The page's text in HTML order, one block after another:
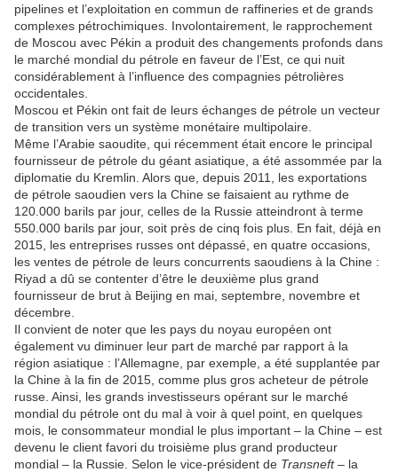
pipelines et l’exploitation en commun de raffineries et de grands
complexes pétrochimiques. Involontairement, le rapprochement
de Moscou avec Pékin a produit des changements profonds dans
le marché mondial du pétrole en faveur de l’Est, ce qui nuit
considérablement à l’influence des compagnies pétrolières
occidentales.
Moscou et Pékin ont fait de leurs échanges de pétrole un vecteur
de transition vers un système monétaire multipolaire.
Même l’Arabie saoudite, qui récemment était encore le principal
fournisseur de pétrole du géant asiatique, a été assommée par la
diplomatie du Kremlin. Alors que, depuis 2011, les exportations
de pétrole saoudien vers la Chine se faisaient au rythme de
120.000 barils par jour, celles de la Russie atteindront à terme
550.000 barils par jour, soit près de cinq fois plus. En fait, déjà en
2015, les entreprises russes ont dépassé, en quatre occasions,
les ventes de pétrole de leurs concurrents saoudiens à la Chine :
Riyad a dû se contenter d’être le deuxième plus grand
fournisseur de brut à Beijing en mai, septembre, novembre et
décembre.
Il convient de noter que les pays du noyau européen ont
également vu diminuer leur part de marché par rapport à la
région asiatique : l’Allemagne, par exemple, a été supplantée par
la Chine à la fin de 2015, comme plus gros acheteur de pétrole
russe. Ainsi, les grands investisseurs opérant sur le marché
mondial du pétrole ont du mal à voir à quel point, en quelques
mois, le consommateur mondial le plus important – la Chine – est
devenu le client favori du troisième plus grand producteur
mondial – la Russie. Selon le vice-président de Transneft– la